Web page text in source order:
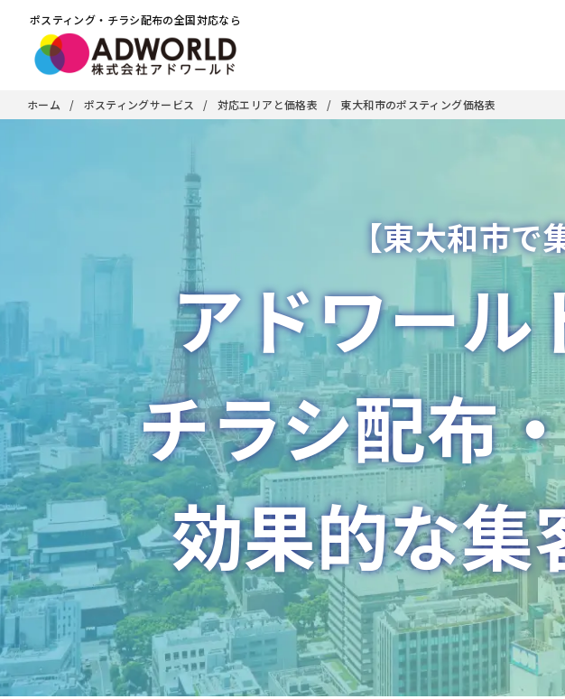
ポスティング・チラシ配布の全国対応なら
ホーム ポスティングサービス 対応エリアと価格表 東大和市のポスティング価格表
【東大和市
アドワール
チラシ配布
効果的な集